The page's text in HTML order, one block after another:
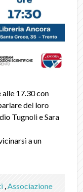
17.30 con
del loro
Tugnoli e Sara
a un
Associazione